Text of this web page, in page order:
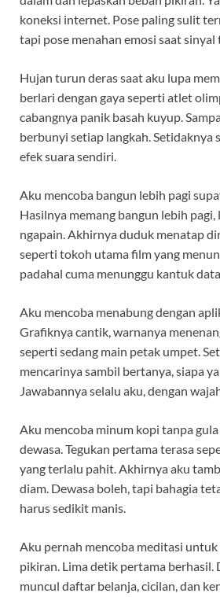
koneksi internet. Pose paling sulit
tapi pose menahan emosi saat
Hujan turun deras saat aku lupa
berlari dengan gaya seperti atlet
cabangnya panik basah kuyup.
berbunyi setiap langkah. Setidaknya
efek suara sendiri.
Aku mencoba bangun lebih pagi
Hasilnya memang bangun lebih pagi,
ngapain. Akhirnya duduk menatap
seperti tokoh utama film yang
padahal cuma menunggu kantuk
Aku mencoba menabung dengan
Grafiknya cantik, warnanya
seperti sedang main petak umpet.
mencarinya sambil bertanya, siapa
Jawabannya selalu aku, dengan
Aku mencoba minum kopi tanpa
dewasa. Tegukan pertama terasa
yang terlalu pahit. Akhirnya aku
diam. Dewasa boleh, tapi bahagia
harus sedikit manis.
Aku pernah mencoba meditasi
pikiran. Lima detik pertama berhasil.
muncul daftar belanja, cicilan, dan